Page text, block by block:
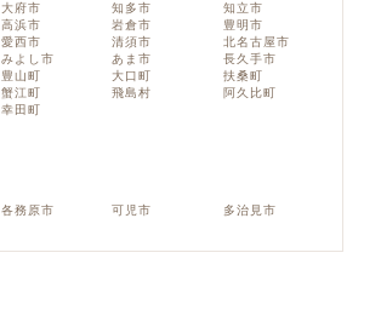
大府市 知多市
知立市
高浜市 岩倉市
豊明市
愛西市 清須市
北名古屋市
みよし市 あま市
長久手市
豊山町 大口町
扶桑町
蟹江町 飛島村
阿久比町
幸田町
各務原市 可児市
多治見市